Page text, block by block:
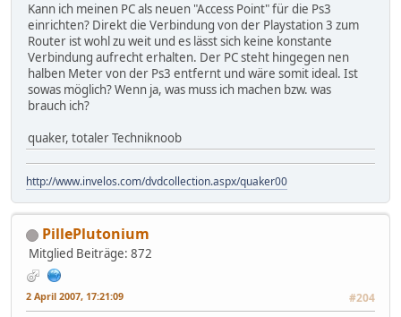
Kann ich meinen PC als neuen "Access Point" für die Ps3
einrichten? Direkt die Verbindung von der Playstation 3 zum
Router ist wohl zu weit und es lässt sich keine konstante
Verbindung aufrecht erhalten. Der PC steht hingegen nen
halben Meter von der Ps3 entfernt und wäre somit ideal. Ist
sowas möglich? Wenn ja, was muss ich machen bzw. was
brauch ich?
quaker, totaler Techniknoob
http://www.invelos.com/dvdcollection.aspx/quaker00
PillePlutonium
Mitglied Beiträge: 872
2 April 2007, 17:21:09 #204